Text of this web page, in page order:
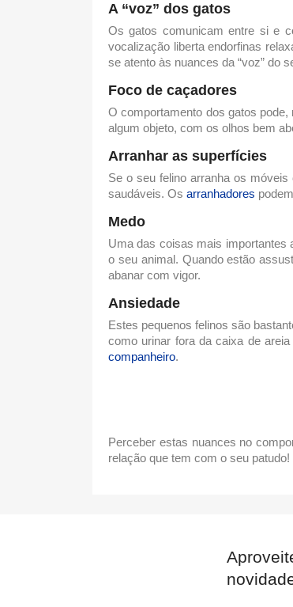
A “voz” dos gatos
Os gatos comunicam entre si e
vocalização liberta endorfinas
se atento às nuances da “voz” do
Foco de caçadores
Ocomportamento dos gatos pode,
algum objeto, com os olhos bem
Arranhar as superfícies
Se o seu felino arranha os
saudáveis. Os arranhadores
Medo
Uma das coisas mais importantes
o seu animal. Quando estão
abanar com vigor.
Ansiedade
Estes pequenos felinos são
como urinar fora da caixa de
companheiro.
Perceber estas nuances no
relação que tem com o seu patudo!